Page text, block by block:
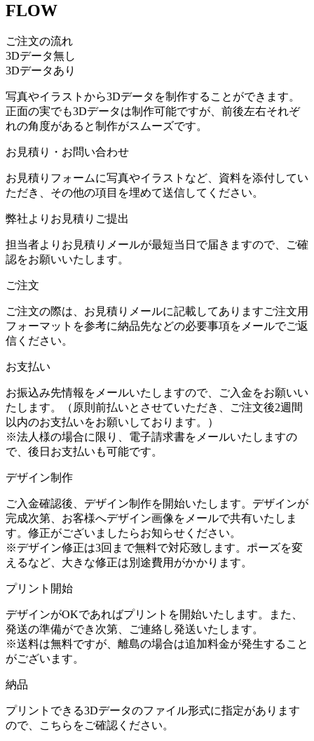
FLOW
ご注文の流れ
3Dデータ無し
3Dデータあり
写真やイラストから3Dデータを制作することができます。
正面の実でも3Dデータは制作可能ですが、前後左右それぞ
れの角度があると制作がスムーズです。
お見積り・お問い合わせ
お見積りフォームに写真やイラストなど、資料を添付してい
ただき、その他の項目を埋めて送信してください。
弊社よりお見積りご提出
担当者よりお見積りメールが最短当日で届きますので、ご確
認をお願いいたします。
ご注文
ご注文の際は、お見積りメールに記載してありますご注文用
フォーマットを参考に納品先などの必要事項をメールでご返
信ください。
お支払い
お振込み先情報をメールいたしますので、ご入金をお願いい
たします。（原則前払いとさせていただき、ご注文後2週間
以内のお支払いをお願いしております。）
※法人様の場合に限り、電子請求書をメールいたしますの
で、後日お支払いも可能です。
デザイン制作
ご入金確認後、デザイン制作を開始いたします。デザインが
完成次第、お客様へデザイン画像をメールで共有いたしま
す。修正がございましたらお知らせください。
※デザイン修正は3回まで無料で対応致します。ポーズを変
えるなど、大きな修正は別途費用がかかります。
プリント開始
デザインがOKであればプリントを開始いたします。また、
発送の準備ができ次第、ご連絡し発送いたします。
※送料は無料ですが、離島の場合は追加料金が発生すること
がございます。
納品
プリントできる3Dデータのファイル形式に指定があります
ので、こちらをご確認ください。